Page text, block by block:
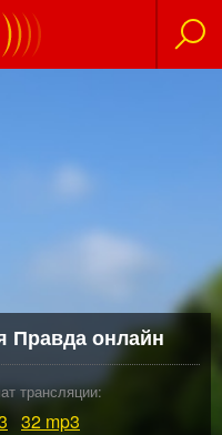
Правда онлайн
трансляции:
32 mp3